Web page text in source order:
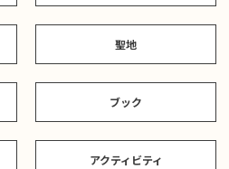
聖地
ブック
アクティビティ